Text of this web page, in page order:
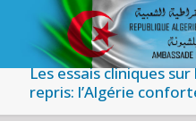
Les essais cliniques
repris: l’Algérie